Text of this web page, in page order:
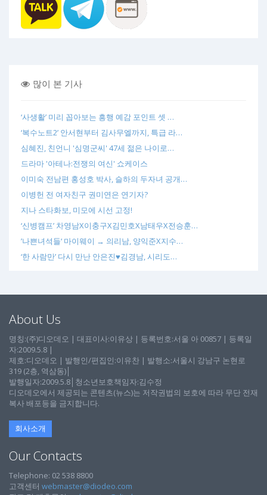
많이 본 기사
‘사생활’ 미리 꼽아보는 흥행 예감 포인트 셋 …
‘복수노트2’ 안서현부터 김사무엘까지, 특급 라…
심혜진, 친언니 '심명군씨' 47세 젊은 나이로…
드라마 '아테나:전쟁의 여신' 쇼케이스
이미숙 전남편 홍성호 박사, 슬하의 두자녀 공개…
이병헌 전 여자친구 권미연은 연기자?
지나 스타화보, 미모에 시선 고정!
‘신병캠프’ 차영남X이충구X김민호X남태우X전승훈…
’나쁜녀석들‘ 마이웨이 → 의리남, 양익준X지수…
‘한 사람만’ 다시 만난 안은진♥김경남, 시리도…
About Us
명칭:(주)디오데오 | 대표이사:이유상 | 등록번호:서울 아 00857 | 등록일
자:2009.5.8 |
제호:디오데오 | 발행인/편집인:이유찬 | 발행소:서울시 강남구 논현로
319 (2층, 역삼동)│
발행일자:2009.5.8│청소년보호책임자:김수정
디오데오에서 제공되는 콘텐츠(뉴스)는 저작권법의 보호에 따라 무단 전재
복사 배포등을 금지합니다.
회사소개
Our Contacts
Telephone: 02 538 8800
고객센터 webmaster@diodeo.com